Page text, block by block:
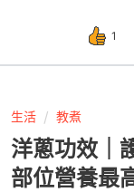
1
生活 教煮
洋蔥功效｜
部位營養最